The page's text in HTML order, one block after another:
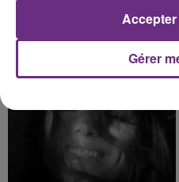
justifiée par la
présente.
TITRES DIFFUSÉS
Gérer